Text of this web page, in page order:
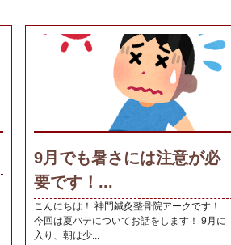
9月でも暑さには注意が必
要です！...
こんにちは！ 神門鍼灸整骨院アークです！
今回は夏バテについてお話をします！ 9月に
入り、朝は少...